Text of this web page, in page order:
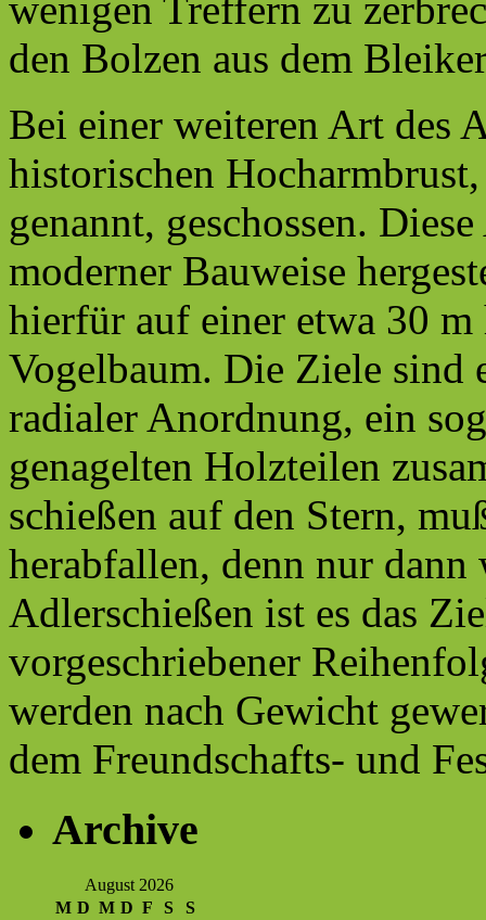
wenigen Treffern zu
den Bolzen aus dem
Bei einer weiteren Art des
historischen
genannt, geschossen.
moderner Bauweise
hierfür auf einer etwa 30 m
Vogelbaum. Die Ziele sind
radialer Anordnung, ein
genagelten Holzteilen
schießen auf den Stern,
herabfallen, denn nur
Adlerschießen ist es das
vorgeschriebener
werden nach Gewicht
dem Freundschafts- und
Archive
August 2026
M D M D F S
S